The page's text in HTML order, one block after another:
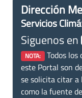
Dirección
Servicios
Siguenos en
NOTA: Todos los
este Portal son
se solicita citar a
como la fuente